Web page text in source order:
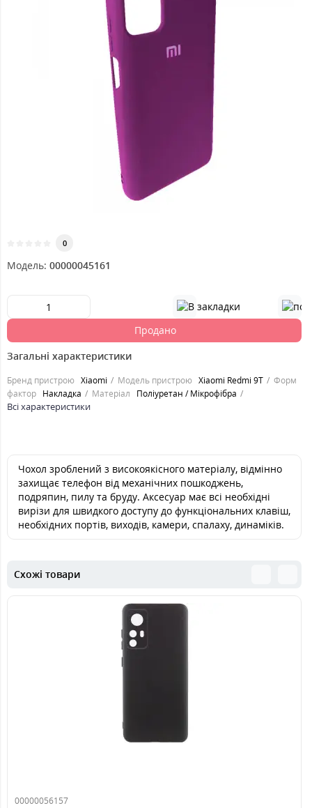
0
Модель: 00000045161
Продано
Загальні характеристики
Бренд пристрою Xiaomi Модель пристрою Xiaomi Redmi 9T
Форм
фактор Накладка Матеріал Поліуретан / Мікрофібра
Всі характеристики
Чохол зроблений з високоякісного матеріалу, відмінно
захищає телефон від механічних пошкоджень,
подряпин, пилу та бруду. Аксесуар має всі необхідні
вирізи для швидкого доступу до функціональних клавіш,
необхідних портів, виходів, камери, спалаху, динаміків.
Схожі товари
00000056157